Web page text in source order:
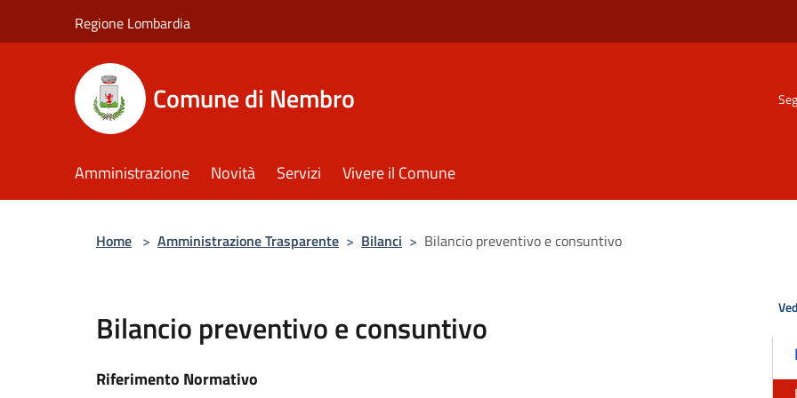
Regione Lombardia
Comune di Nembro
Amministrazione Novità Servizi Vivere il Comune
Home > Amministrazione Trasparente > Bilanci > Bilancio preventivo e consuntivo
Bilancio preventivo e consuntivo
Riferimento Normativo